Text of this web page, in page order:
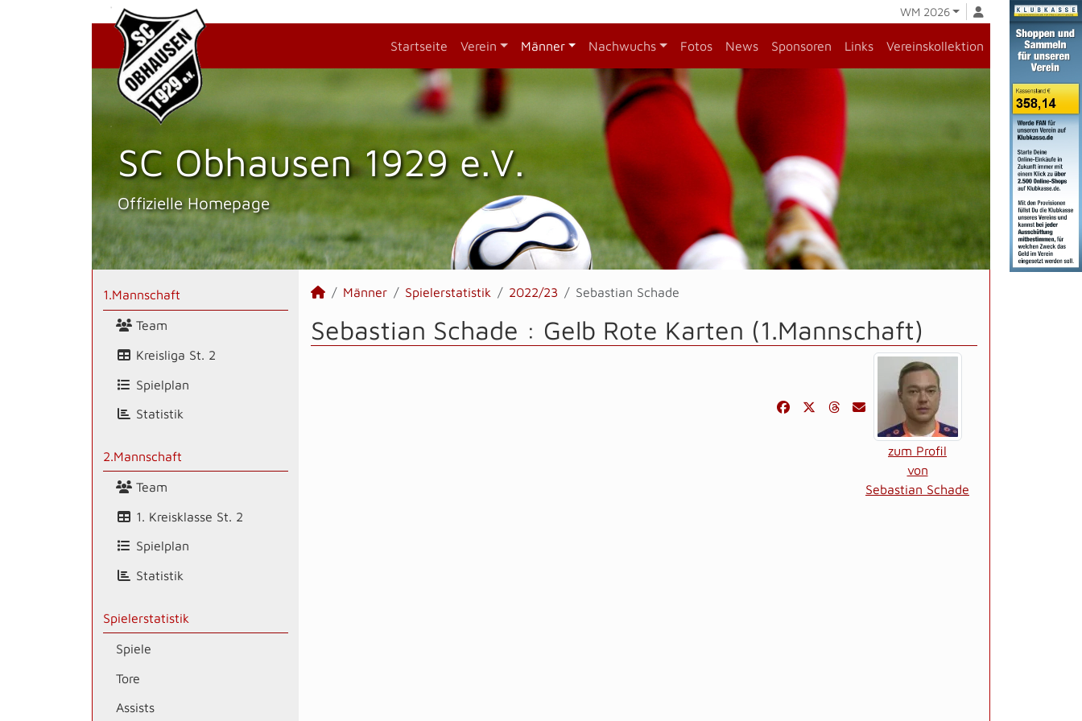
WM 2026
Startseite Verein Männer Nachwuchs Fotos News Sponsoren Links Vereinskollektion
SC Obhausen 1929 e.V.
Offizielle Homepage
1.Mannschaft
Team
Kreisliga St. 2
Spielplan
Statistik
2.Mannschaft
Team
1. Kreisklasse St. 2
Spielplan
Statistik
Spielerstatistik
Spiele
Tore
Assists
Männer Spielerstatistik 2022/23 Sebastian Schade
Sebastian Schade : Gelb Rote Karten (1.Mannschaft)
zum Profil
von
Sebastian Schade